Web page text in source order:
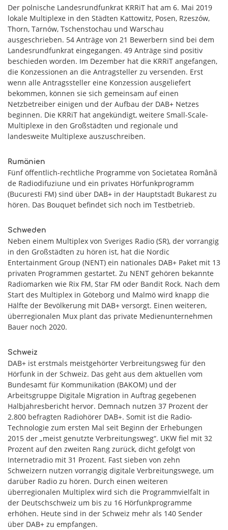
Der polnische Landesrundfunkrat KRRiT hat am 6. Mai 2019
lokale Multiplexe in den Städten Kattowitz, Posen, Rzeszów,
Thorn, Tarnów, Tschenstochau und Warschau
ausgeschrieben. 54 Anträge von 21 Bewerbern sind bei dem
Landesrundfunkrat eingegangen. 49 Anträge sind positiv
beschieden worden. Im Dezember hat die KRRiT angefangen,
die Konzessionen an die Antragsteller zu versenden. Erst
wenn alle Antragssteller eine Konzession ausgeliefert
bekommen, können sie sich gemeinsam auf einen
Netzbetreiber einigen und der Aufbau der DAB+ Netzes
beginnen. Die KRRiT hat angekündigt, weitere Small-Scale-
Multiplexe in den Großstädten und regionale und
landesweite Multiplexe auszuschreiben.
Rumänien
Fünf öffentlich-rechtliche Programme von Societatea Română
de Radiodifuziune und ein privates Hörfunkprogramm
(Bucuresti FM) sind über DAB+ in der Hauptstadt Bukarest zu
hören. Das Bouquet befindet sich noch im Testbetrieb.
Schweden
Neben einem Multiplex von Sveriges Radio (SR), der vorrangig
in den Großstädten zu hören ist, hat die Nordic
Entertainment Group (NENT) ein nationales DAB+ Paket mit 13
privaten Programmen gestartet. Zu NENT gehören bekannte
Radiomarken wie Rix FM, Star FM oder Bandit Rock. Nach dem
Start des Multiplex in Göteborg und Malmö wird knapp die
Hälfte der Bevölkerung mit DAB+ versorgt. Einen weiteren,
überregionalen Mux plant das private Medienunternehmen
Bauer noch 2020.
Schweiz
DAB+ ist erstmals meistgehörter Verbreitungsweg für den
Hörfunk in der Schweiz. Das geht aus dem aktuellen vom
Bundesamt für Kommunikation (BAKOM) und der
Arbeitsgruppe Digitale Migration in Auftrag gegebenen
Halbjahresbericht hervor. Demnach nutzen 37 Prozent der
2.800 befragten Radiohörer DAB+. Somit ist die Radio-
Technologie zum ersten Mal seit Beginn der Erhebungen
2015 der „meist genutzte Verbreitungsweg“. UKW fiel mit 32
Prozent auf den zweiten Rang zurück, dicht gefolgt von
Internetradio mit 31 Prozent. Fast sieben von zehn
Schweizern nutzen vorrangig digitale Verbreitungswege, um
darüber Radio zu hören. Durch einen weiteren
überregionalen Multiplex wird sich die Programmvielfalt in
der Deutschschweiz um bis zu 16 Hörfunkprogramme
erhöhen. Heute sind in der Schweiz mehr als 140 Sender
über DAB+ zu empfangen.